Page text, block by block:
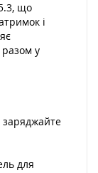
що
і
у
для